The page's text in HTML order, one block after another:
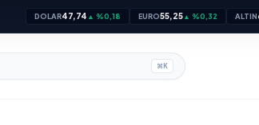
DOLAR47,74 ▲ %0,18 EURO55,25▲ %0,32 ALTIN
⌘K